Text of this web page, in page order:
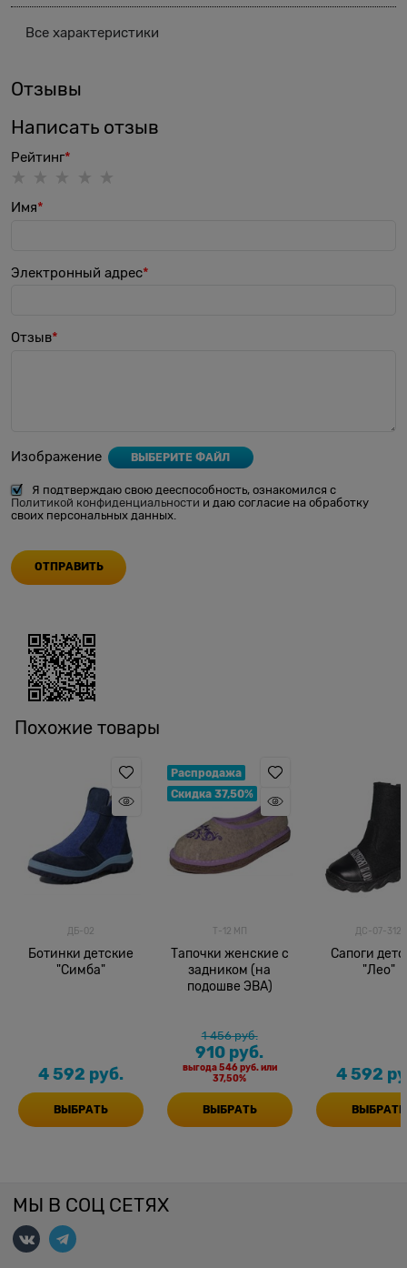
Все характеристики
Отзывы
Написать отзыв
Рейтинг
Имя
Электронный адрес
Отзыв
Изображение ВЫБЕРИТЕ ФАЙЛ
Я подтверждаю свою дееспособность, ознакомился с
Политикой конфиденциальности и даю согласие на обработку
своих персональных данных.
Похожие товары
ДБ-02
Ботинки детские
"Симба"
4 592 руб.
ВЫБРАТЬ
Распродажа
Скидка 37,50%
Т-12 МП
Тапочки женские с
задником (на
подошве ЭВА)
1 456 руб.
910 руб.
выгода546 руб.или
37,50%
ВЫБРАТЬ
ДС-07-312
Сапоги детские
"Лео"
4 592
ВЫБРАТЬ
МЫ В СОЦ СЕТЯХ